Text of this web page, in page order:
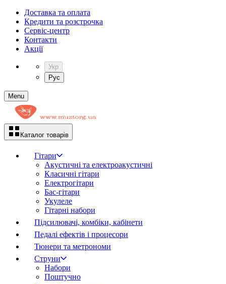
Доставка та оплата
Кредити та розстрочка
Сервіc-центр
Контакти
Акції
Укр
Рус
Menu
Каталог товарів
Гітари
Акустичні та електроакустичні
Класичні гітари
Електрогітари
Бас-гітари
Укулеле
Гітарні набори
Підсилювачі, комбіки, кабінети
Педалі ефектів і процесори
Тюнери та метрономи
Струни
Набори
Поштучно